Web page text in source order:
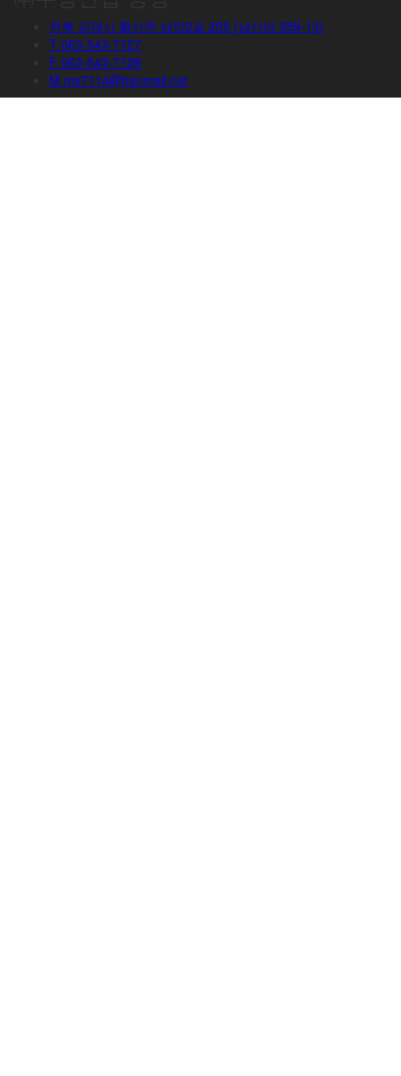
전북 김제시 황산면 남양2길 205 (남산리 359-13)
T 063-543-7127
F 063-543-7128
M ms7114@hanmail.net